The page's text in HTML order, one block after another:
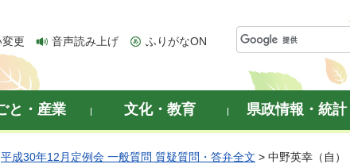
更 音声読み上げ ふりがなON
と・産業 文化・教育 県政情報・統計
平成30年12月定例会 一般質問 質疑質問・答弁全文 > 中野英幸（自）